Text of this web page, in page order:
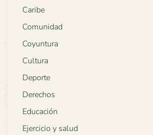
Caribe
Comunidad
Coyuntura
Cultura
Deporte
Derechos
Educación
Ejercicio y salud